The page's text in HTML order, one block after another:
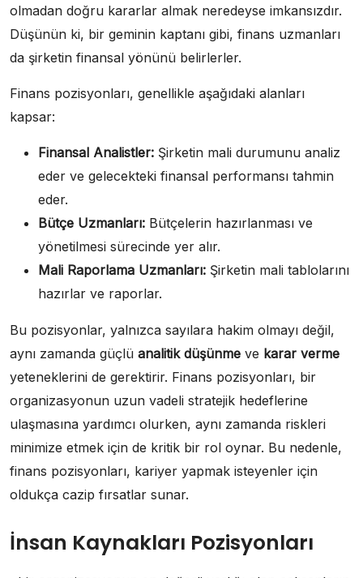
olmadan doğru kararlar almak neredeyse imkansızdır.
Düşünün ki, bir geminin kaptanı gibi, finans uzmanları
da şirketin finansal yönünü belirlerler.
Finans pozisyonları, genellikle aşağıdaki alanları
kapsar:
Finansal Analistler: Şirketin mali durumunu analiz
eder ve gelecekteki finansal performansı tahmin
eder.
Bütçe Uzmanları: Bütçelerin hazırlanması ve
yönetilmesi sürecinde yer alır.
Mali Raporlama Uzmanları: Şirketin mali tablolarını
hazırlar ve raporlar.
Bu pozisyonlar, yalnızca sayılara hakim olmayı değil,
aynı zamanda güçlü analitik düşünme ve karar verme
yeteneklerini de gerektirir. Finans pozisyonları, bir
organizasyonun uzun vadeli stratejik hedeflerine
ulaşmasına yardımcı olurken, aynı zamanda riskleri
minimize etmek için de kritik bir rol oynar. Bu nedenle,
finans pozisyonları, kariyer yapmak isteyenler için
oldukça cazip fırsatlar sunar.
İnsan Kaynakları Pozisyonları